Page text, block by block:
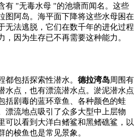
有 "无毒水母 "的池塘而闻名。这些
图阿岛。海平面下降将这些水母困在
无法逃脱，它们在数千年的进化过程
，因为生存已不再需要这种能力。
都包括探索性潜水。 德拉湾岛周围有
水点，也有漂流潜水点。淤泥潜水点
括剧毒的蓝环章鱼、各种颜色的蛙
漂流地点吸引了众多大型中上层物
可以看到大洋白鳍鲨和黑鳍礁鲨，以
的梭鱼也是常见景象。